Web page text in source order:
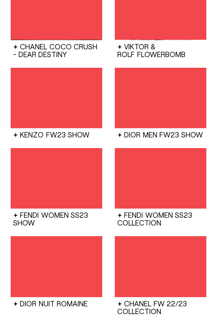
CHANEL COCO CRUSH
- DEAR DESTINY
VIKTOR &
ROLF FLOWERBOMB
KENZO FW23 SHOW DIOR MEN FW23 SHOW
FENDI WOMEN SS23
SHOW
FENDI WOMEN SS23
COLLECTION
DIOR NUIT ROMAINE CHANEL FW 22/23
COLLECTION